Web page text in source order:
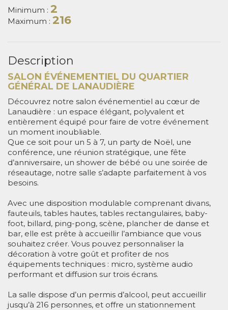
Minimum : 2
Maximum : 216
Description
SALON ÉVÉNEMENTIEL DU QUARTIER
GÉNÉRAL DE LANAUDIÈRE
Découvrez notre salon événementiel au cœur de
Lanaudière : un espace élégant, polyvalent et
entièrement équipé pour faire de votre événement
un moment inoubliable.
Que ce soit pour un 5 à 7, un party de Noël, une
conférence, une réunion stratégique, une fête
d’anniversaire, un shower de bébé ou une soirée de
réseautage, notre salle s’adapte parfaitement à vos
besoins.
Avec une disposition modulable comprenant divans,
fauteuils, tables hautes, tables rectangulaires, baby-
foot, billard, ping-pong, scène, plancher de danse et
bar, elle est prête à accueillir l’ambiance que vous
souhaitez créer. Vous pouvez personnaliser la
décoration à votre goût et profiter de nos
équipements techniques : micro, système audio
performant et diffusion sur trois écrans.
La salle dispose d’un permis d’alcool, peut accueillir
jusqu’à 216 personnes, et offre un stationnement